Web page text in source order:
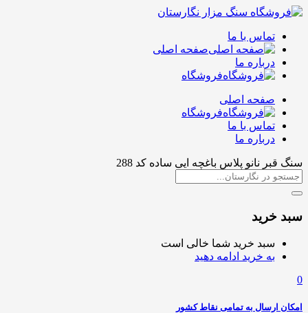
تماس با ما
صفحه اصلی
درباره ما
فروشگاه
صفحه اصلی
فروشگاه
تماس با ما
درباره ما
سنگ قبر نانو پلاس باغچه ایی ساده کد 288
سبد خرید
سبد خرید شما خالی است
به خرید ادامه دهید
0
امکان ارسال به تمامی نقاط کشور